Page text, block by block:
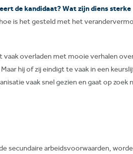
de kandidaat? Wat zijn diens sterke
is het gesteld met het
vaak overladen met mooie verhalen
hij of zij eindigt te vaak in een
vaak snel gezien en gaat op zoek
secundaire arbeidsvoorwaarden,